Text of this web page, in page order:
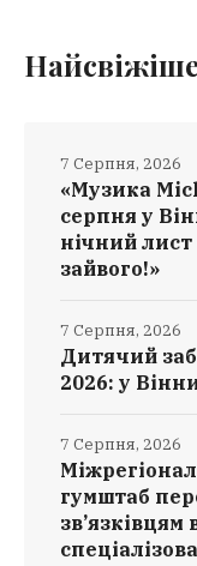
«Музика
серпня у
нічний лист
зайвого!»
7 Серпня, 2026
Дитячий
2026: у
7 Серпня, 2026
гумштаб
7 Серпня, 2026